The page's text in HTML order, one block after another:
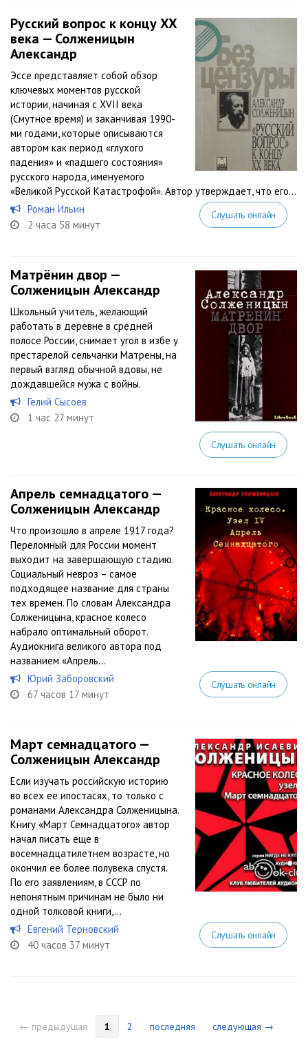
Русский вопрос к концу XX
века — Солженицын
Александр
Эссе представляет собой обзор
ключевых моментов русской
истории, начиная с XVII века
(Смутное время) и заканчивая 1990-
ми годами, которые описываются
автором как период «глухого
падения» и «падшего состояния»
русского народа, именуемого
«Великой Русской Катастрофой». Автор утверждает, что его...
Роман Ильин
2 часа 58 минут
Слушать онлайн
Матрёнин двор —
Солженицын Александр
Школьный учитель, желающий
работать в деревне в средней
полосе России, снимает угол в избе у
престарелой сельчанки Матрены, на
первый взгляд обычной вдовы, не
дождавшейся мужа с войны.
Гелий Сысоев
1 час 27 минут
Слушать онлайн
Апрель семнадцатого —
Солженицын Александр
Что произошло в апреле 1917 года?
Переломный для России момент
выходит на завершающую стадию.
Социальный невроз – самое
подходящее название для страны
тех времен. По словам Александра
Солженицына, красное колесо
набрало оптимальный оборот.
Аудиокнига великого автора под
названием «Апрель...
Юрий Заборовский
67 часов 17 минут
Слушать онлайн
Март семнадцатого —
Солженицын Александр
Если изучать российскую историю
во всех ее ипостасях, то только с
романами Александра Солженицына.
Книгу «Март Семнадцатого» автор
начал писать еще в
восемнадцатилетнем возрасте, но
окончил ее более полувека спустя.
По его заявлениям, в СССР по
непонятным причинам не было ни
одной толковой книги,...
Евгений Терновский
40 часов 37 минут
Слушать онлайн
← предыдущая 1 2 последняя следующая →